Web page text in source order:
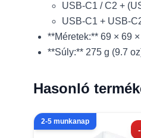
USB-C1 / C2 +
USB-C1 + USB-
**Méretek:** 69 × 69
**Súly:** 275 g (9.7
Hasonló
2-5 munkanap